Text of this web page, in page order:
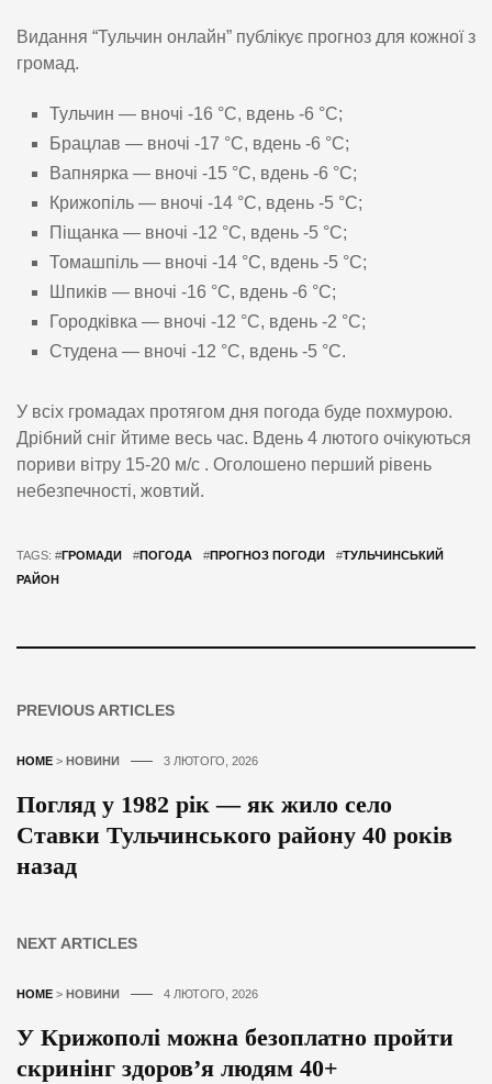
Видання “Тульчин онлайн” публікує прогноз для кожної з
громад.
Тульчин — вночі -16 °С, вдень -6 °С;
Брацлав — вночі -17 °С, вдень -6 °С;
Вапнярка — вночі -15 °С, вдень -6 °С;
Крижопіль — вночі -14 °С, вдень -5 °С;
Піщанка — вночі -12 °С, вдень -5 °С;
Томашпіль — вночі -14 °С, вдень -5 °С;
Шпиків — вночі -16 °С, вдень -6 °С;
Городківка — вночі -12 °С, вдень -2 °С;
Студена — вночі -12 °С, вдень -5 °С.
У всіх громадах протягом дня погода буде похмурою.
Дрібний сніг йтиме весь час. Вдень 4 лютого очікуються
пориви вітру 15-20 м/с . Оголошено перший рівень
небезпечності, жовтий.
TAGS: #ГРОМАДИ #ПОГОДА #ПРОГНОЗ ПОГОДИ #ТУЛЬЧИНСЬКИЙ
РАЙОН
PREVIOUS ARTICLES
HOME > НОВИНИ 3 ЛЮТОГО, 2026
Погляд у 1982 рік — як жило село
Ставки Тульчинського району 40 років
назад
NEXT ARTICLES
HOME > НОВИНИ 4 ЛЮТОГО, 2026
У Крижополі можна безоплатно пройти
скринінг здоров’я людям 40+